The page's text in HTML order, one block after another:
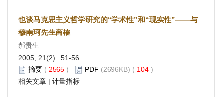
也谈马克思主义哲学研究的“学术性”和“现实性”——与
穆南珂先生商榷
郝贵生
2005, 21(2): 51-56.
摘要 ( 2565 ) PDF (2696KB) ( 104 )
相关文章 | 计量指标